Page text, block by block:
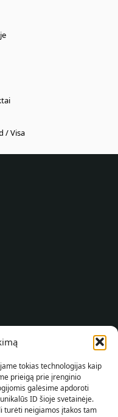
tokias technologijas kaip
prieigą prie įrenginio
galėsime apdoroti
ID šioje svetainėje.
turėti neigiamos įtakos tam
/ Visa